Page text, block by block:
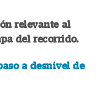
relevante al
del recorrido.
a desnivel de